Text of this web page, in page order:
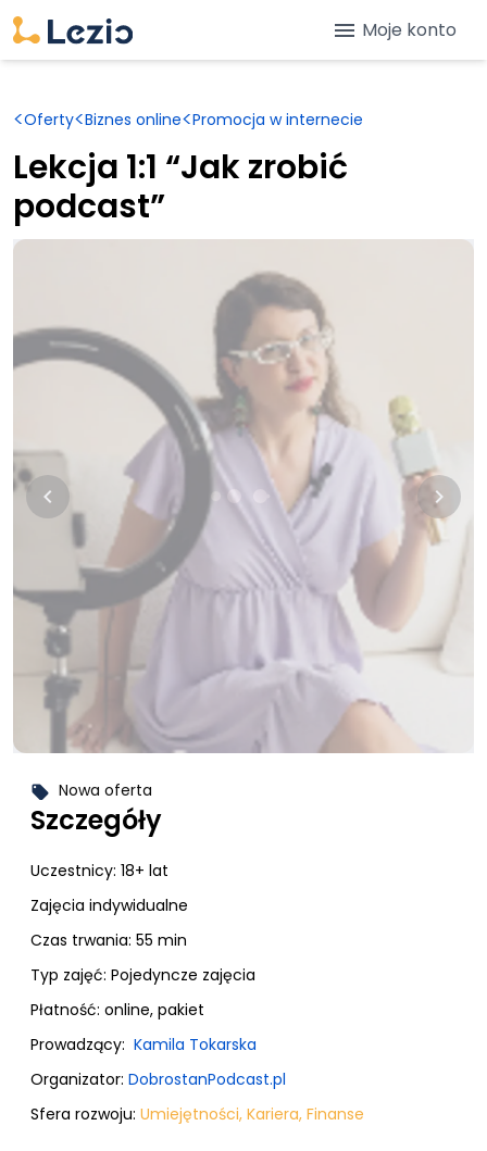
menu Moje konto
<Oferty<Biznes online<Promocja w internecie
Lekcja 1:1 “Jak zrobić
podcast”
keyboard_arrow_right
keyboard_arrow_left
Szczegóły
local_offer Nowa oferta
Uczestnicy: 18+ lat
Zajęcia indywidualne
Czas trwania: 55 min
Typ zajęć: Pojedyncze zajęcia
Płatność: online, pakiet
Prowadzący: Kamila Tokarska
Organizator: DobrostanPodcast.pl
Sfera rozwoju: Umiejętności, Kariera, Finanse